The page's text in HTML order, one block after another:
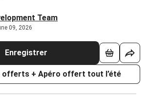
Team
09, 2026
Enregistrer
offerts + Apéro offert tout l’été